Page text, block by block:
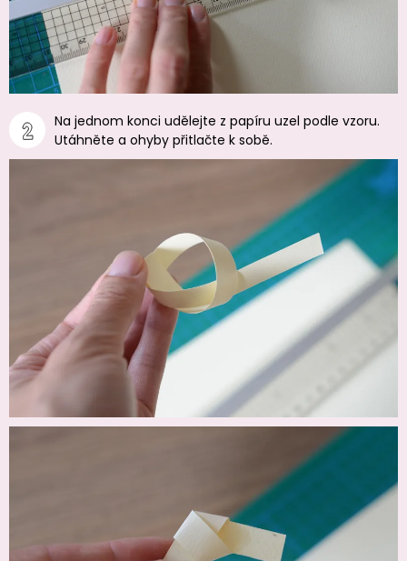
Na jednom konci udělejte z papíru uzel podle vzoru.
Utáhněte a ohyby přitlačte k sobě.